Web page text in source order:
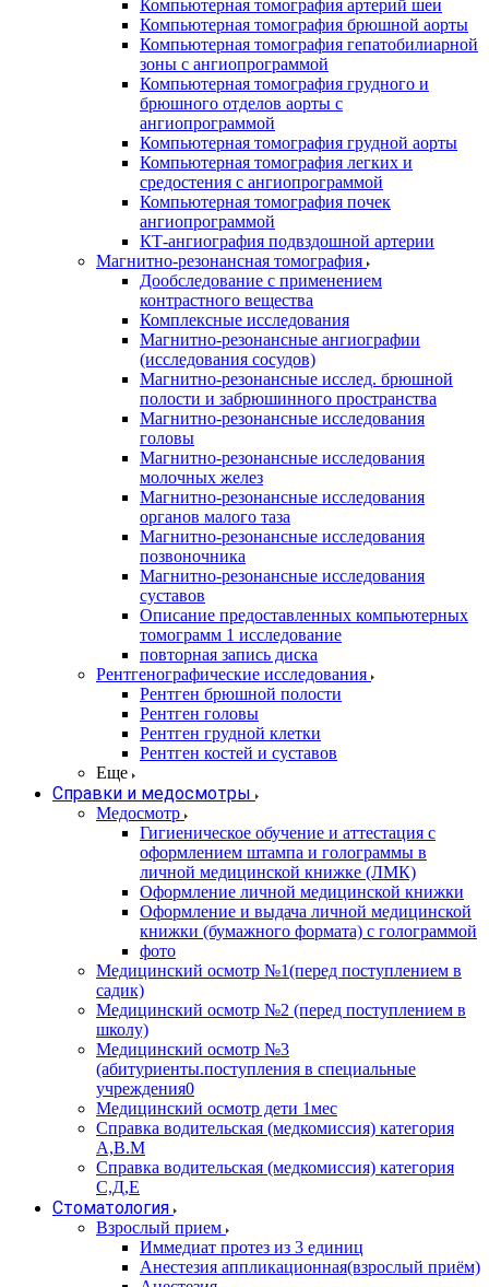
Компьютерная томография артерий шеи
Компьютерная томография брюшной аорты
Компьютерная томография гепатобилиарной
зоны с ангиопрограммой
Компьютерная томография грудного и
брюшного отделов аорты с
ангиопрограммой
Компьютерная томография грудной аорты
Компьютерная томография легких и
средостения с ангиопрограммой
Компьютерная томография почек
ангиопрограммой
КТ-ангиография подвздошной артерии
Магнитно-резонансная томография
Дообследование с применением
контрастного вещества
Комплексные исследования
Магнитно-резонансные ангиографии
(исследования сосудов)
Магнитно-резонансные исслед. брюшной
полости и забрюшинного пространства
Магнитно-резонансные исследования
головы
Магнитно-резонансные исследования
молочных желез
Магнитно-резонансные исследования
органов малого таза
Магнитно-резонансные исследования
позвоночника
Магнитно-резонансные исследования
суставов
Описание предоставленных компьютерных
томограмм 1 исследование
повторная запись диска
Рентгенографические исследования
Рентген брюшной полости
Рентген головы
Рентген грудной клетки
Рентген костей и суставов
Еще
Справки и медосмотры
Медосмотр
Гигиеническое обучение и аттестация с
оформлением штампа и голограммы в
личной медицинской книжке (ЛМК)
Оформление личной медицинской книжки
Оформление и выдача личной медицинской
книжки (бумажного формата) с голограммой
фото
Медицинский осмотр №1(перед поступлением в
садик)
Медицинский осмотр №2 (перед поступлением в
школу)
Медицинский осмотр №3
(абитуриенты.поступления в специальные
учреждения0
Медицинский осмотр дети 1мес
Справка водительская (медкомиссия) категория
А,В.М
Справка водительская (медкомиссия) категория
С,Д,Е
Стоматология
Взрослый прием
Иммедиат протез из 3 единиц
Анестезия аппликационная(взрослый приём)